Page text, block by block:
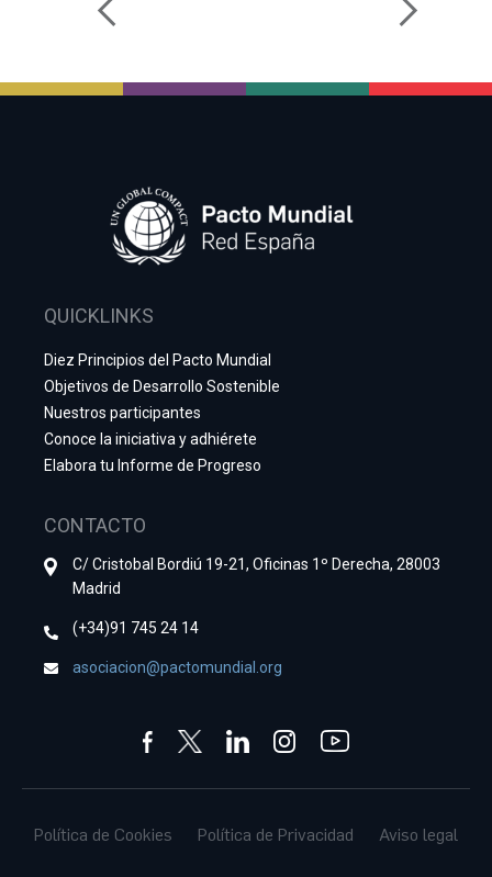
QUICKLINKS
Diez Principios del Pacto Mundial
Objetivos de Desarrollo Sostenible
Nuestros participantes
Conoce la iniciativa y adhiérete
Elabora tu Informe de Progreso
CONTACTO
C/ Cristobal Bordiú 19-21, Oficinas 1º Derecha, 28003
Madrid
(+34)91 745 24 14
asociacion@pactomundial.org
Política de Cookies Política de Privacidad Aviso legal